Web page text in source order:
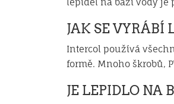
JAK SE VYRÁBÍ
Intercol používá
formě. Mnoho škrobů,
JE LEPIDLO NA